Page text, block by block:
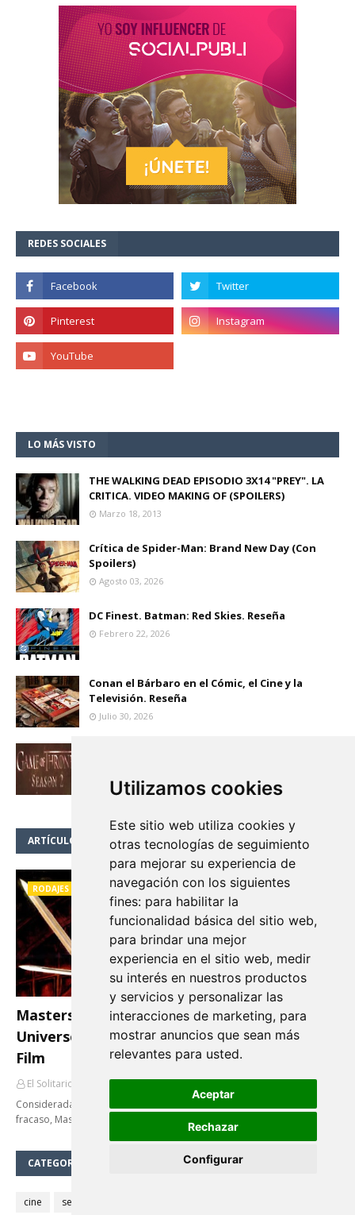
Utilizamos cookies
Este sitio web utiliza cookies y
otras tecnologías de seguimiento
para mejorar su experiencia de
navegación con los siguientes
fines: para habilitar la
funcionalidad básica del sitio web,
para brindar una mejor
experiencia en el sitio web, medir
su interés en nuestros productos
y servicios y personalizar las
interacciones de marketing, para
mostrar anuncios que sean más
relevantes para usted.
Aceptar
Rechazar
Configurar
REDES SOCIALES
LO MÁS VISTO
THE WALKING DEAD EPISODIO 3X14 "PREY". LA
CRITICA. VIDEO MAKING OF (SPOILERS)
Marzo 18, 2013
Crítica de Spider-Man: Brand New Day (Con
Spoilers)
Agosto 03, 2026
DC Finest. Batman: Red Skies. Reseña
Febrero 22, 2026
Conan el Bárbaro en el Cómic, el Cine y la
Televisión. Reseña
Julio 30, 2026
(SPOILERS)
Abril 02, 2012
ARTÍCULO DESTACADO
RODAJES
Masters del Universo (Masters of the
Universe) 30 Aniversario: 5 Curiosidades del
Film
El Solitario de Providence
Agosto 09, 2017
Considerada un clásico de culto a pesar de que en su día fue todo un
fracaso, Masters…
CATEGORÍAS
cine series